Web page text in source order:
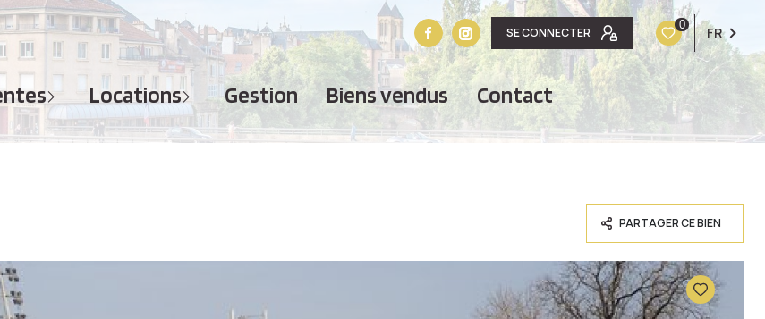
SE CONNECTER
0 FR
- PARKINGS
locations
APPARTEMENTS
TERRAINS
IMMEUBLES
GARAGES - PARKINGS
gestion biens vendus contact
PARTAGER CE BIEN